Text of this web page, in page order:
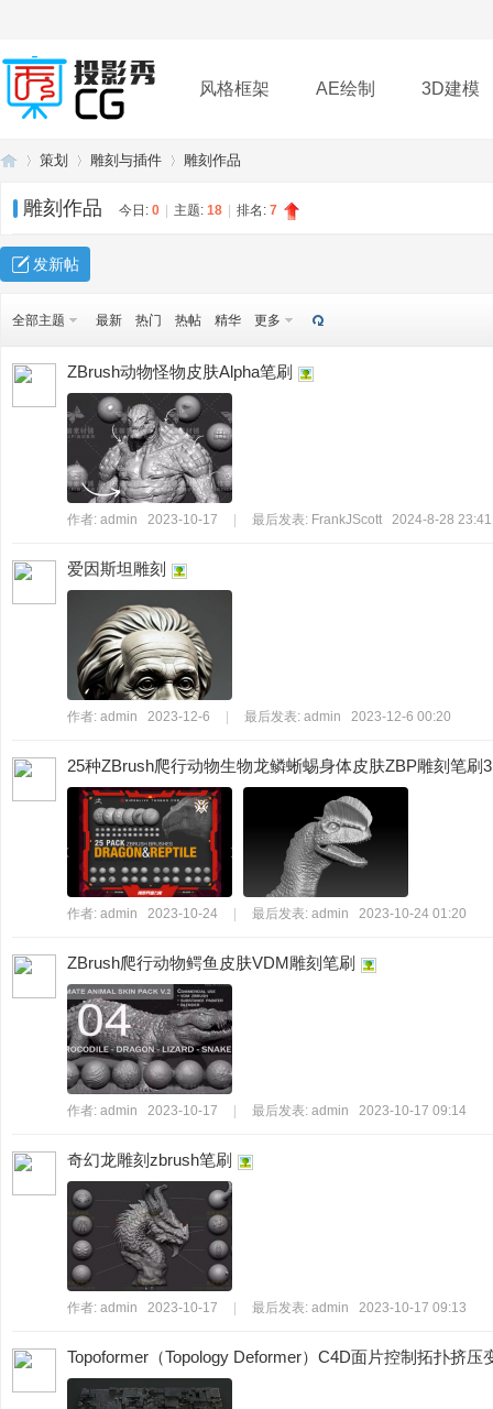
风格框架 AE绘制 3D建模
插件 帮助 下载
投 »
策划 雕刻与插件 雕刻作品
雕刻作品 今日: 0 主题: 18 排名: 7
发新帖
全部主题 最新 热门 热帖 精华 更多
ZBrush动物怪物皮肤Alpha笔刷
作者: admin 2023-10-17 最后发表: FrankJScott 2024-8-28 23:41
爱因斯坦雕刻
作者: admin 2023-12-6 最后发表: admin 2023-12-6 00:20
25种ZBrush爬行动物生物龙鳞蜥蜴身体皮肤ZBP雕刻笔刷
作者: admin 2023-10-24 最后发表: admin 2023-10-24 01:20
ZBrush爬行动物鳄鱼皮肤VDM雕刻笔刷
作者: admin 2023-10-17 最后发表: admin 2023-10-17 09:14
奇幻龙雕刻zbrush笔刷
作者: admin 2023-10-17 最后发表: admin 2023-10-17 09:13
Topoformer（Topology Deformer）C4D面片控制拓扑挤压